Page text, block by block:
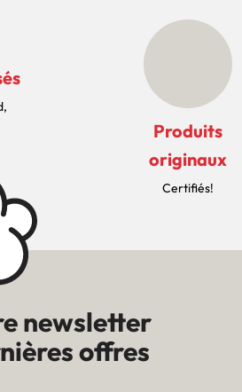
Produits
originaux
Certifiés!
newsletter
offres